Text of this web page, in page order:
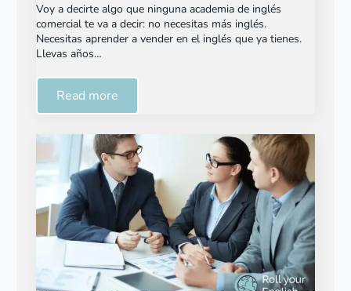
Voy a decirte algo que ninguna academia de inglés
comercial te va a decir: no necesitas más inglés.
Necesitas aprender a vender en el inglés que ya tienes.
Llevas años…
Read more